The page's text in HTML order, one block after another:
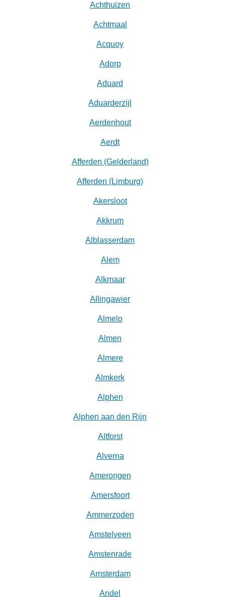
Achthuizen
Achtmaal
Acquoy
Adorp
Aduard
Aduarderzijl
Aerdenhout
Aerdt
Afferden (Gelderland)
Afferden (Limburg)
Akersloot
Akkrum
Alblasserdam
Alem
Alkmaar
Allingawier
Almelo
Almen
Almere
Almkerk
Alphen
Alphen aan den Rijn
Altforst
Alverna
Amerongen
Amersfoort
Ammerzoden
Amstelveen
Amstenrade
Amsterdam
Andel